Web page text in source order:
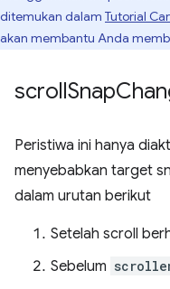
ditemukan dalam Tutorial
akan membantu Anda
scrollSnap
Peristiwa ini hanya
menyebabkan target
dalam urutan berikut
Setelah scroll
Sebelum